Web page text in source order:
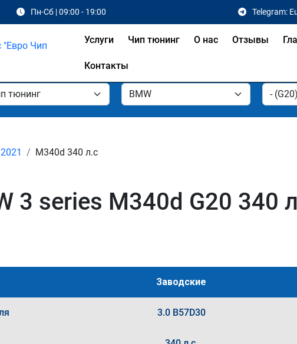
Пн-Сб | 09:00 - 19:00 Telegram:
Услуги Чип тюнинг О нас Отзывы
Контакты
M340d 340 л.с
3 series M340d G20 340
Заводские
3.0 B57D30